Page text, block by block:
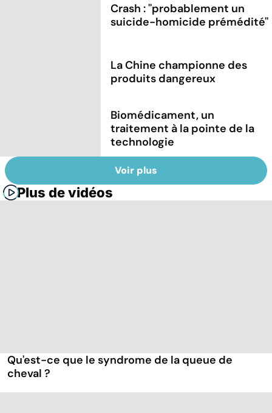
Crash : ''probablement un
suicide-homicide prémédité''
La Chine championne des
produits dangereux
Biomédicament, un
traitement à la pointe de la
technologie
Voir plus
Plus de vidéos
Qu'est-ce que le syndrome de la queue de
cheval ?